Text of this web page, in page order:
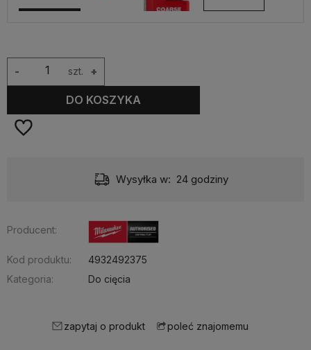
szt. +
-
DO KOSZYKA
Wysyłka w: 24 godziny
Producent:
Kod produktu:
4932492375
Kategoria:
Do cięcia
zapytaj o produkt poleć znajomemu